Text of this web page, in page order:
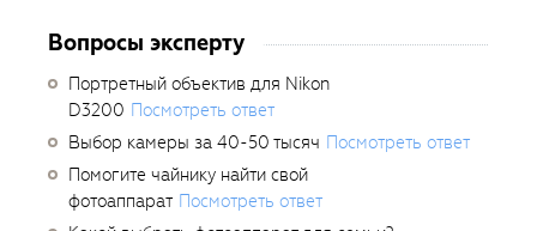
Вопросы эксперту
Портретный объектив для Nikon
D3200 Посмотреть ответ
Выбор камеры за 40-50 тысяч Посмотреть ответ
Помогите чайнику найти свой
фотоаппарат Посмотреть ответ